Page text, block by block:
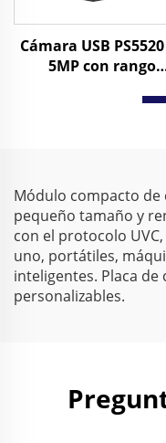
Cámara USB
5MP con rango
86dB 2592x1944
Módulo compacto de
pequeño tamaño y
con el protocolo
uno, portátiles,
inteligentes. Placa
personalizables.